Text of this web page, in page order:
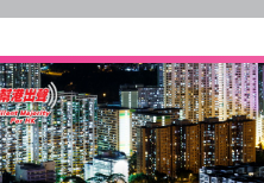
昔日
系列